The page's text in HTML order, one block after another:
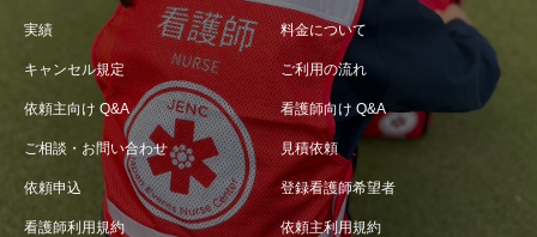
実績 料金について
キャンセル規定 ご利用の流れ
依頼主向け Q&A 看護師向け Q&A
ご相談・お問い合わせ 見積依頼
依頼申込 登録看護師希望者
看護師利用規約 依頼主利用規約